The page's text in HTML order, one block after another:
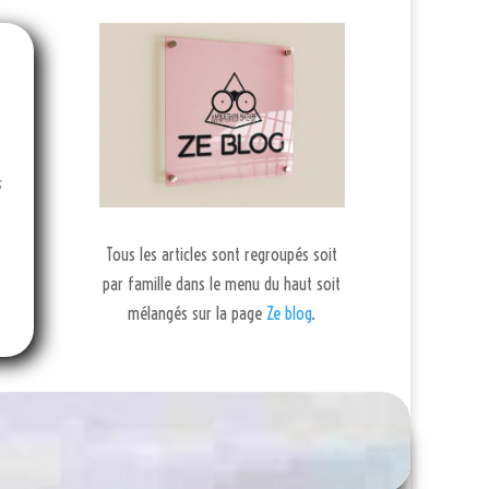
Tous les articles sont regroupés soit
par famille dans le menu du haut soit
mélangés sur la page Ze blog.